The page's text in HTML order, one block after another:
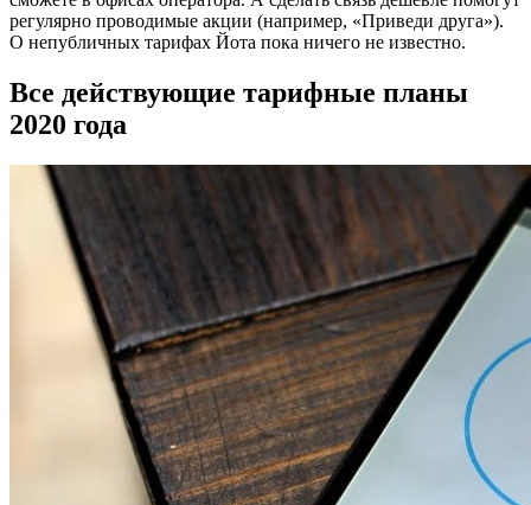
регулярно проводимые акции (например, «Приведи друга»).
О непубличных тарифах Йота пока ничего не известно.
Все действующие тарифные планы
2020 года